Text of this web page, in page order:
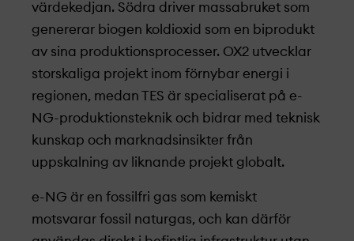
värdekedjan. Södra driver massabruket som
genererar biogen koldioxid som en biprodukt
av sina produktionsprocesser. OX2 utvecklar
storskaliga projekt­ inom förnybar energi i
regionen, medan TES är specialiserat på e-
NG-produktionsteknik och bidrar med teknisk
kunskap och marknads­insikter från
uppskalning av liknande projekt­ globalt.
e-NG är en fossilfri gas som kemiskt
motsvarar fossil naturgas, och kan därför